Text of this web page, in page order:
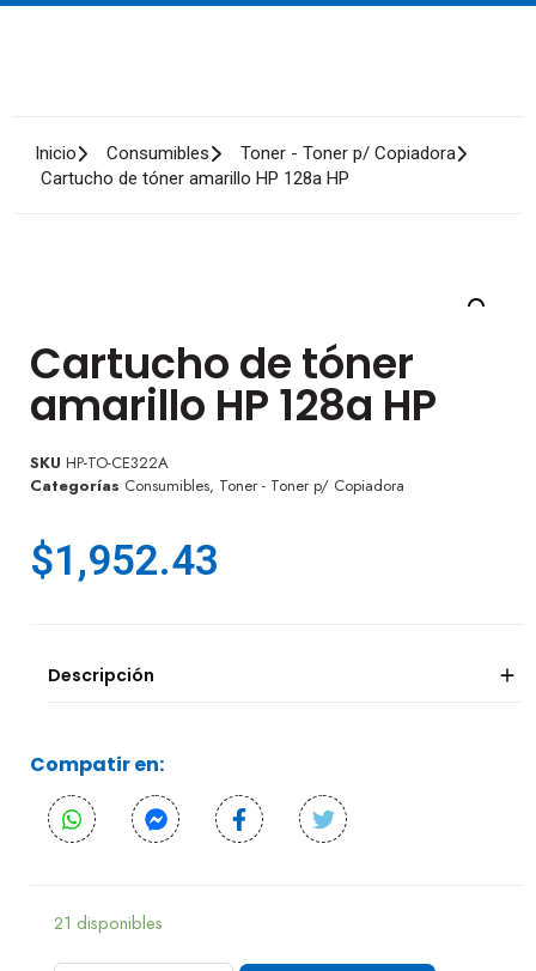
Inicio Consumibles
Toner - Toner p/ Copiadora
Cartucho de tóner amarillo HP 128a HP
Cartucho de tóner
amarillo HP 128a HP
SKU HP-TO-CE322A
Categorías Consumibles, Toner - Toner p/ Copiadora
$1,952.43
Descripción
Compatir en:
21 disponibles